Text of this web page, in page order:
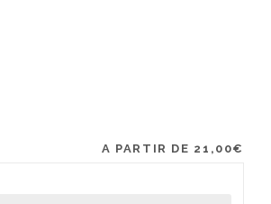
A PARTIR DE 21,00€